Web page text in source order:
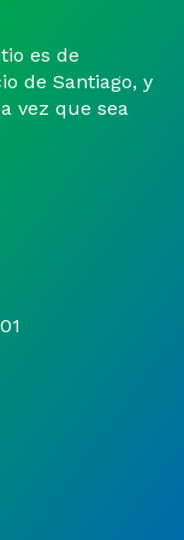
es de
de Santiago, y
vez que sea